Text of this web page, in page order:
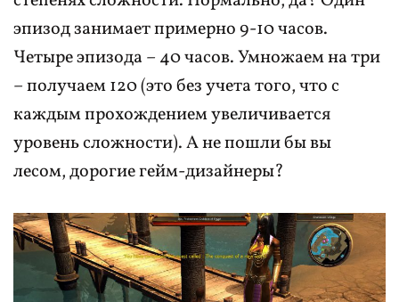
эпизод занимает примерно 9-10 часов.
Четыре эпизода – 40 часов. Умножаем на три
– получаем 120 (это без учета того, что с
каждым прохождением увеличивается
уровень сложности). А не пошли бы вы
лесом, дорогие гейм-дизайнеры?